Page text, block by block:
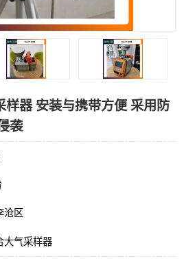
样器 安装与携带方便 采用防
袭
沧区
大气采样器
大气采样器